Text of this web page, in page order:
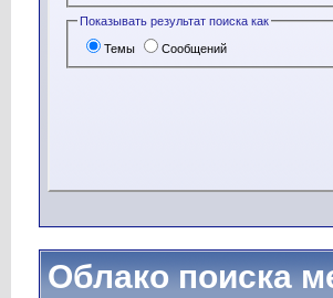
Показывать результат поиска как
Темы Сообщений
Облако поиска